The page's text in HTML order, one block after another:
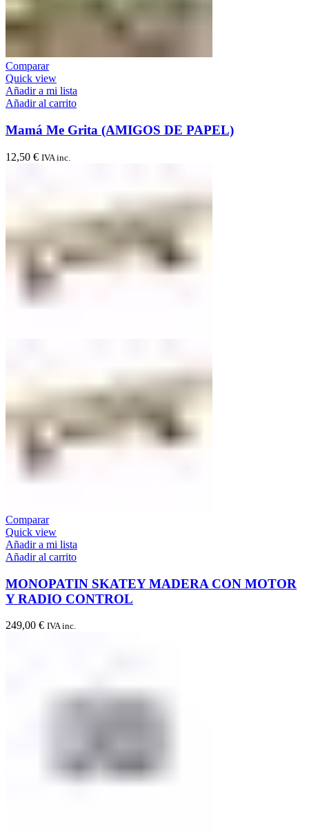
Comparar
Quick view
Añadir a mi lista
Añadir al carrito
Mamá Me Grita (AMIGOS DE PAPEL)
12,50 € IVA inc.
Comparar
Quick view
Añadir a mi lista
Añadir al carrito
MONOPATIN SKATEY MADERA CON MOTOR
Y RADIO CONTROL
249,00 € IVA inc.